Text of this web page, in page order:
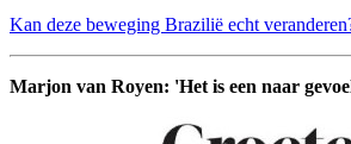
Kan deze beweging Brazilië echt
Marjon van Royen: 'Het is een naar